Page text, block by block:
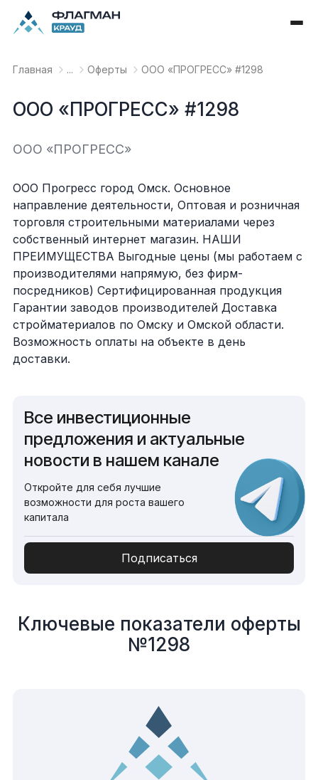
Главная ... Оферты OOO «ПРОГРЕСС» #1298
OOO «ПРОГРЕСС» #1298
OOO «ПРОГРЕСС»
ООО Прогресс город Омск. Основное
направление деятельности, Оптовая и розничная
торговля строительными материалами через
собственный интернет магазин. НАШИ
ПРЕИМУЩЕСТВА Выгодные цены (мы работаем с
производителями напрямую, без фирм-
посредников) Сертифицированная продукция
Гарантии заводов производителей Доставка
стройматериалов по Омску и Омской области.
Возможность оплаты на объекте в день
доставки.
Все инвестиционные
предложения и актуальные
новости в нашем канале
Откройте для себя лучшие
возможности для роста вашего
капитала
Подписаться
Ключевые показатели оферты
№1298